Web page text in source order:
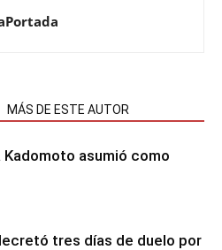
MÁS DE ESTE AUTOR
Kadomoto asumió como
tres días de duelo por